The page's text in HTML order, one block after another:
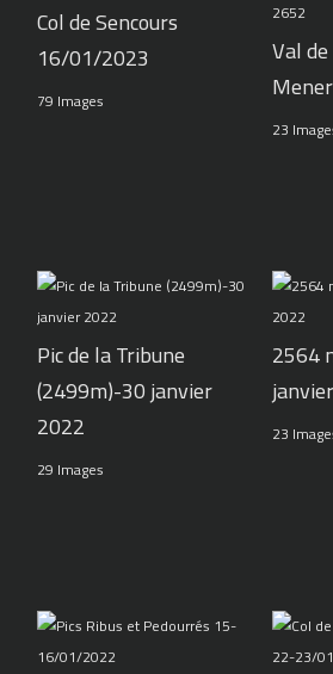
Col de Sencours
16/01/2023
79 Images
Val
23
Pic de la Tribune
(2499m)-30 janvier
2022
29 Images
2564
23